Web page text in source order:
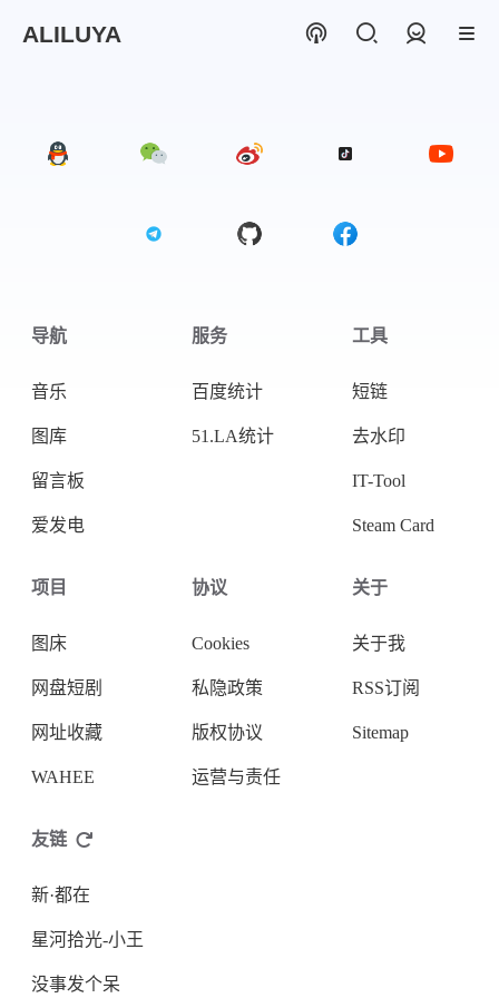
ALILUYA
导航
音乐
图库
留言板
爱发电
服务
百度统计
51.LA统计
工具
短链
去水印
IT-Tool
Steam Card
项目
图床
网盘短剧
网址收藏
WAHEE
协议
Cookies
私隐政策
版权协议
运营与责任
关于
关于我
RSS订阅
Sitemap
友链
新·都在
星河拾光-小王
没事发个呆